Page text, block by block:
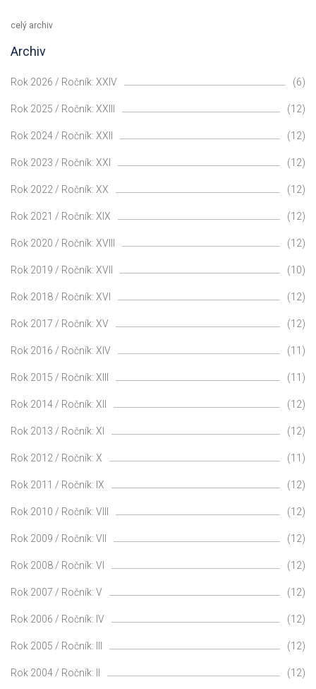
celý archiv
Archiv
Rok 2026 / Ročník: XXIV (6)
Rok 2025 / Ročník: XXIII (12)
Rok 2024 / Ročník: XXII (12)
Rok 2023 / Ročník: XXI (12)
Rok 2022 / Ročník: XX (12)
Rok 2021 / Ročník: XIX (12)
Rok 2020 / Ročník: XVIII (12)
Rok 2019 / Ročník: XVII (10)
Rok 2018 / Ročník: XVI (12)
Rok 2017 / Ročník: XV (12)
Rok 2016 / Ročník: XIV (11)
Rok 2015 / Ročník: XIII (11)
Rok 2014 / Ročník: XII (12)
Rok 2013 / Ročník: XI (12)
Rok 2012 / Ročník: X (11)
Rok 2011 / Ročník: IX (12)
Rok 2010 / Ročník: VIII (12)
Rok 2009 / Ročník: VII (12)
Rok 2008 / Ročník: VI (12)
Rok 2007 / Ročník: V (12)
Rok 2006 / Ročník: IV (12)
Rok 2005 / Ročník: III (12)
Rok 2004 / Ročník: II (12)